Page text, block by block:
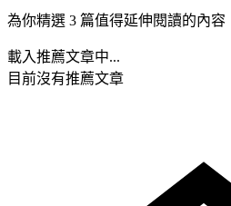
為你精選 3 篇值得延伸閱讀的內容
載入推薦文章中...
目前沒有推薦文章